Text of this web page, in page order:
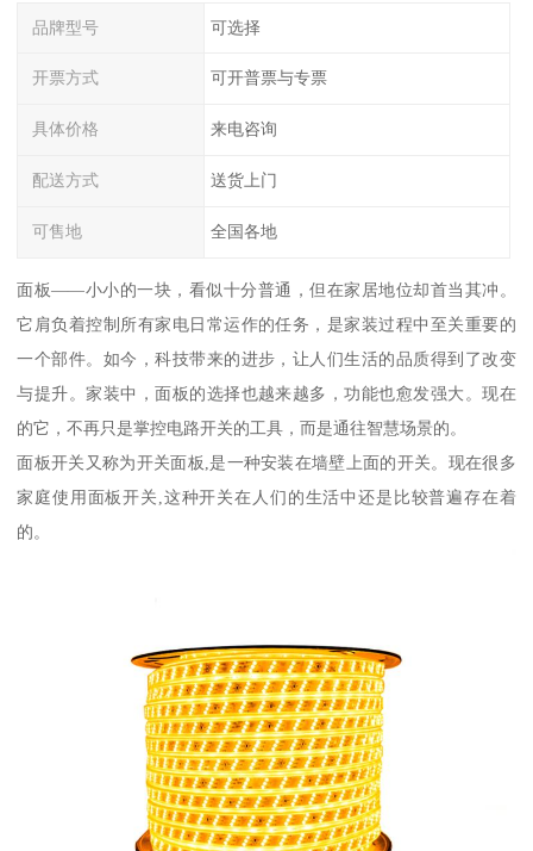
品牌型号 可选择
开票方式 可开普票与专票
具体价格 来电咨询
配送方式 送货上门
可售地 全国各地
面板——小小的一块，看似十分普通，但在家居地位却首当其冲。
它肩负着控制所有家电日常运作的任务，是家装过程中至关重要的
一个部件。如今，科技带来的进步，让人们生活的品质得到了改变
与提升。家装中，面板的选择也越来越多，功能也愈发强大。现在
的它，不再只是掌控电路开关的工具，而是通往智慧场景的。
面板开关又称为开关面板,是一种安装在墙壁上面的开关。现在很多
家庭使用面板开关,这种开关在人们的生活中还是比较普遍存在着
的。